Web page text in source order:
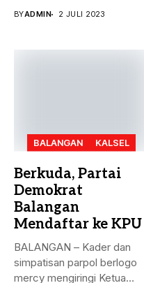
BYADMIN 2 JULI 2023
BALANGAN KALSEL
Berkuda, Partai
Demokrat
Balangan
Mendaftar ke KPU
BALANGAN – Kader dan
simpatisan parpol berlogo
mercy mengiringi Ketua